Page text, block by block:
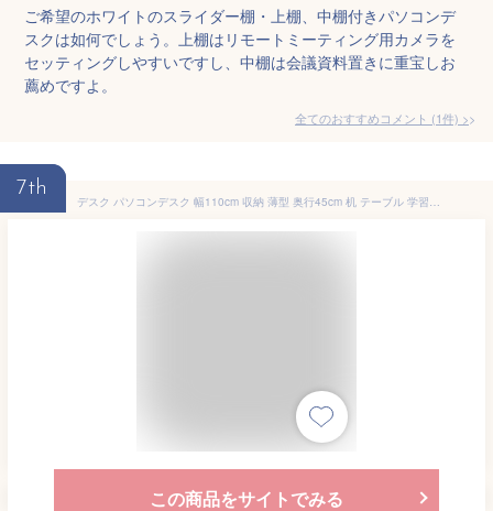
ご希望のホワイトのスライダー棚・上棚、中棚付きパソコンデ
スクは如何でしょう。上棚はリモートミーティング用カメラを
セッティングしやすいですし、中棚は会議資料置きに重宝しお
薦めですよ。
全てのおすすめコメント (1件) >
7th
デスク パソコンデスク 幅110cm 収納 薄型 奥行45cm 机 テーブル 学習机 勉強机 ホワイト 白 作業台 スリム ハイタイプ 棚付き おしゃれ家具 かわいい シンプル 木製 ナチュラル 北欧 ワークデスク オフィスデスク 一人暮らし 子供部屋 寝室 PCデスク 白い家具 インテリア
この商品をサイトでみる